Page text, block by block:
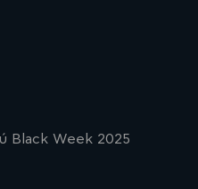
Black Week 2025